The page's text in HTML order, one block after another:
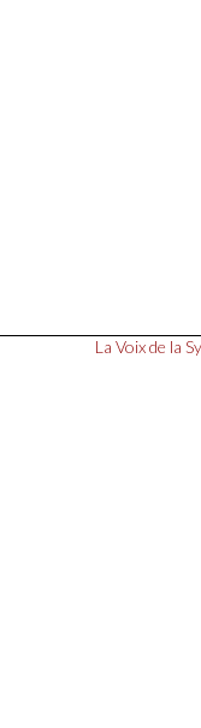
La Voix de la